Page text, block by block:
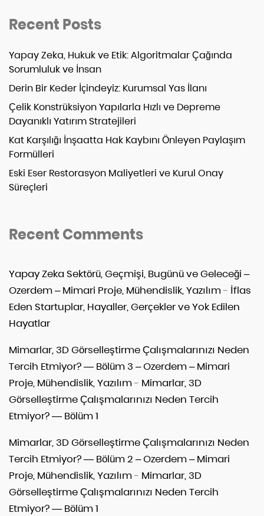
Recent Posts
Yapay Zeka, Hukuk ve Etik: Algoritmalar Çağında
Sorumluluk ve İnsan
Derin Bir Keder İçindeyiz: Kurumsal Yas İlanı
Çelik Konstrüksiyon Yapılarla Hızlı ve Depreme
Dayanıklı Yatırım Stratejileri
Kat Karşılığı İnşaatta Hak Kaybını Önleyen Paylaşım
Formülleri
Eski Eser Restorasyon Maliyetleri ve Kurul Onay
Süreçleri
Recent Comments
Yapay Zeka Sektörü, Geçmişi, Bugünü ve Geleceği –
Ozerdem – Mimari Proje, Mühendislik, Yazılım- İflas
Eden Startuplar, Hayaller, Gerçekler ve Yok Edilen
Hayatlar
Mimarlar, 3D Görselleştirme Çalışmalarınızı Neden
Tercih Etmiyor? — Bölüm 3 – Ozerdem – Mimari
Proje, Mühendislik, Yazılım- Mimarlar, 3D
Görselleştirme Çalışmalarınızı Neden Tercih
Etmiyor? — Bölüm 1
Mimarlar, 3D Görselleştirme Çalışmalarınızı Neden
Tercih Etmiyor? — Bölüm 2 – Ozerdem – Mimari
Proje, Mühendislik, Yazılım- Mimarlar, 3D
Görselleştirme Çalışmalarınızı Neden Tercih
Etmiyor? — Bölüm 1